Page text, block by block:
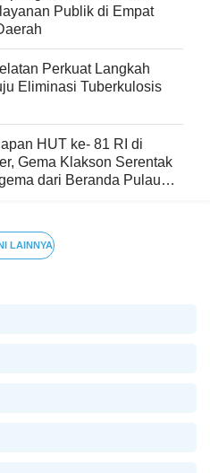
Publik di Empat
Perkuat Langkah
Eliminasi Tuberkulosis
HUT ke- 81 RI di
Gema Klakson Serentak
dari Beranda Pulau
LAINNYA